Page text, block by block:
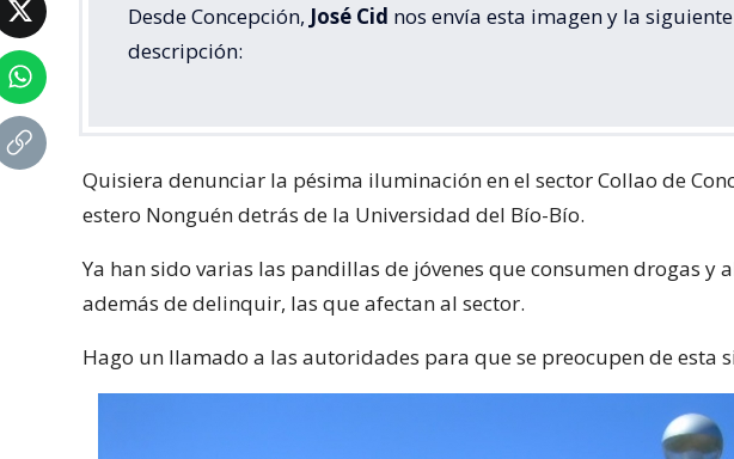
Desde Concepción, José Cid nos envía esta imagen y la siguiente
descripción:
Quisiera denunciar la pésima iluminación en el sector Collao de
estero Nonguén detrás de la Universidad del Bío-Bío.
Ya han sido varias las pandillas de jóvenes que consumen drogas y
además de delinquir, las que afectan al sector.
Hago un llamado a las autoridades para que se preocupen de esta